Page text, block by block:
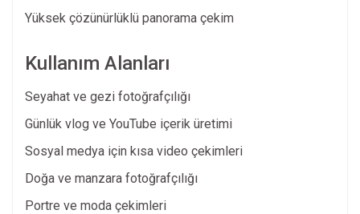
Yüksek çözünürlüklü panorama çekim
Kullanım Alanları
Seyahat ve gezi fotoğrafçılığı
Günlük vlog ve YouTube içerik üretimi
Sosyal medya için kısa video çekimleri
Doğa ve manzara fotoğrafçılığı
Portre ve moda çekimleri